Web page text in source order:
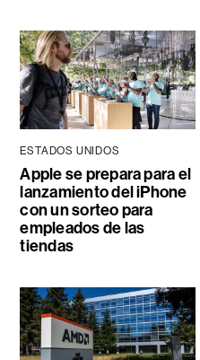
ESTADOS UNIDOS
Apple se prepara para el
lanzamiento del iPhone
con un sorteo para
empleados de las
tiendas